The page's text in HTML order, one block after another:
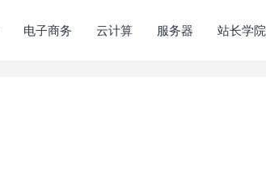
电子商务 云计算 服务器 站长学院